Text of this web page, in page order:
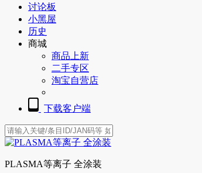
讨论板
小黑屋
历史
商城
商品上新
二手专区
淘宝自营店
下载客户端
PLASMA等离子 全涂装